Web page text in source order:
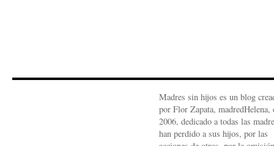
Madres sin hijos es un blog
por Flor Zapata, madredHelena,
2006, dedicado a todas las
han perdido a sus hijos, por las